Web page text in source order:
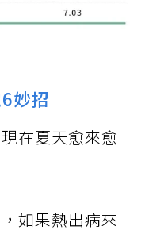
妙招
在夏天愈來愈
如果熱出病來